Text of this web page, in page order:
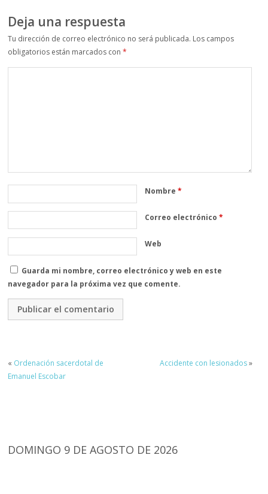
Deja una respuesta
Tu dirección de correo electrónico no será publicada. Los campos
obligatorios están marcados con*
Nombre*
Correo electrónico*
Web
Guarda mi nombre, correo electrónico y web en este
navegador para la próxima vez que comente.
« Ordenación sacerdotal de
Emanuel Escobar
Accidente con lesionados»
DOMINGO 9 DE AGOSTO DE 2026